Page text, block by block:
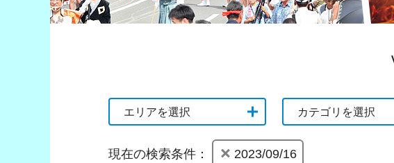
エリアを選択 カテゴリを選択
現在の検索条件： 2023/09/16